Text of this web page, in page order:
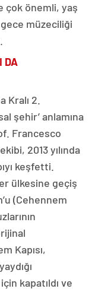
çok önemli, yaş
müzeciliği
DA
Kralı 2.
şehir’ anlamına
Francesco
2013 yılında
keşfetti.
ülkesine geçiş
(Cehennem
Kapısı,
kapatıldı ve